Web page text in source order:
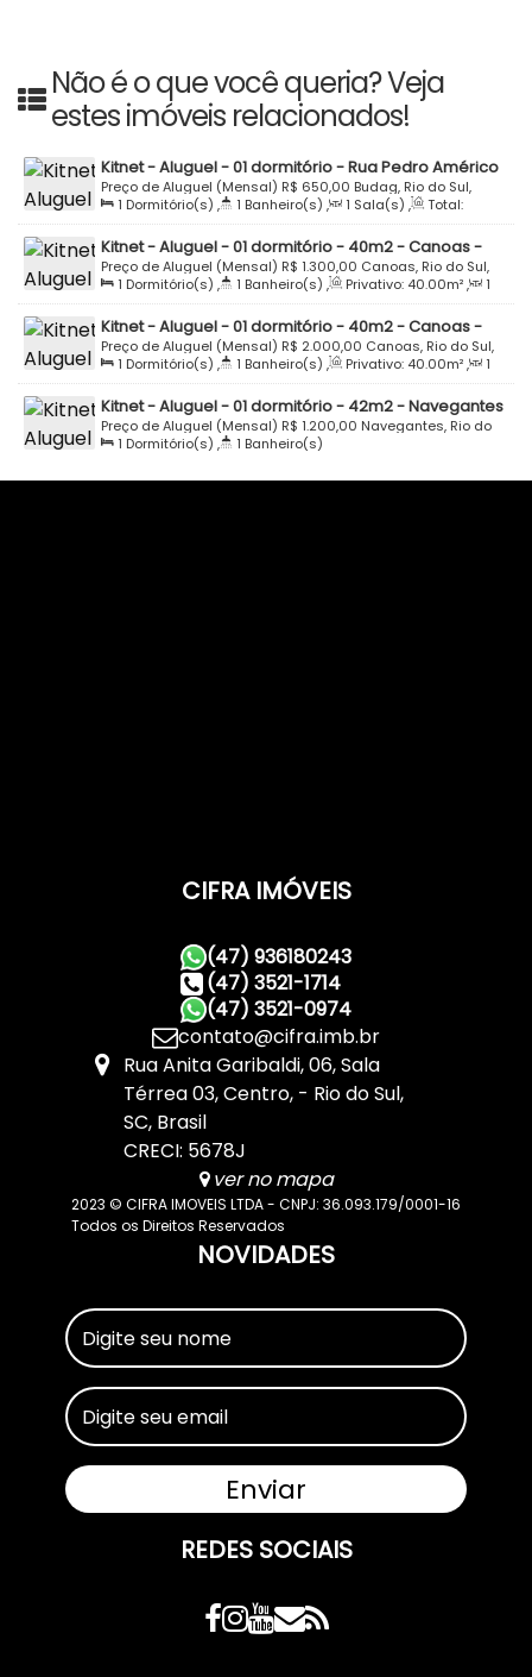
Não é o que você queria? Veja
estes imóveis relacionados!
Kitnet - Aluguel - 01 dormitório - Rua Pedro Américo
- Residencial Terruel - Kitnet 05 - Budag - Rio do Sul
R$ 650,00
Preço de Aluguel (Mensal)
Budag, Rio do Sul,
Santa Catarina, Brasil
1 Dormitório(s) , 1 Banheiro(s) , 1 Sala(s) ,
Total:
40.00m²
Kitnet - Aluguel - 01 dormitório - 40m2 - Canoas -
Rio do Sul
R$ 1.300,00
Preço de Aluguel (Mensal)
Canoas, Rio do Sul,
Santa Catarina, Brasil
1 Dormitório(s) , 1 Banheiro(s) , Privativo: 40.00m²,
1
Sala(s) , 1Vaga(s)
Kitnet - Aluguel - 01 dormitório - 40m2 - Canoas -
Rio do Sul
R$ 2.000,00
Preço de Aluguel (Mensal)
Canoas, Rio do Sul,
Santa Catarina, Brasil
1 Dormitório(s) , 1 Banheiro(s) , Privativo: 40.00m²,
1
Sala(s) , 1Vaga(s)
Kitnet - Aluguel - 01 dormitório - 42m2 - Navegantes
- Rio do Sul
R$ 1.200,00
Preço de Aluguel (Mensal)
Navegantes, Rio do
Sul, Santa Catarina, Brasil
1 Dormitório(s) , 1 Banheiro(s)
CIFRA IMÓVEIS
(47) 936180243
(47) 3521-1714
(47) 3521-0974
contato@cifra.imb.br
Rua Anita Garibaldi,06,Sala
Térrea 03,Centro, Rio do Sul,
SC, Brasil
CRECI: 5678J
ver no mapa
2023 © CIFRA IMOVEIS LTDA - CNPJ: 36.093.179/0001-16
Todos os Direitos Reservados
NOVIDADES
REDES SOCIAIS